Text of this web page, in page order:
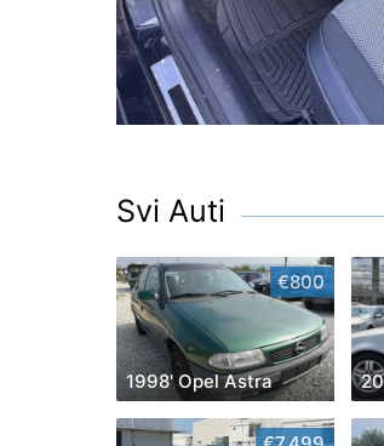
Svi Auti
€800
1998' Opel Astra